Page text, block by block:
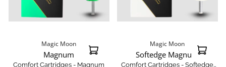
Magic Moon
Magnum
Comfort Cartridges - Magnum
Magic Moon
Softedge Magnum
Comfort Cartridges - Softedge